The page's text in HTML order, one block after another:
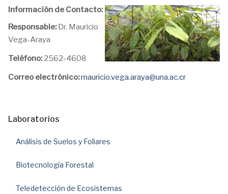
Información de Contacto:
Responsable:Dr. Mauricio
Vega-Araya
Teléfono:2562-4608
Correo electrónico:mauricio.vega.araya@una.ac.cr
Laboratorios
Análisis de Suelos y Foliares
Biotecnología Forestal
Teledetección de Ecosistemas